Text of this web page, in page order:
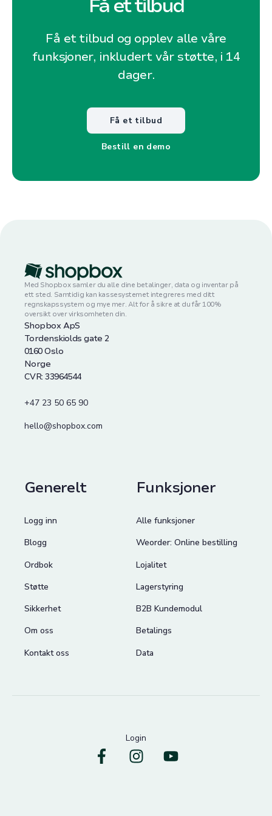
Få et tilbud
Få et tilbud og opplev alle våre
funksjoner, inkludert vår støtte, i 14
dager.
Få et tilbud
Bestill en demo
Med Shopbox samler du alle dine betalinger, data og inventar på
ett sted. Samtidig kan kassesystemet integreres med ditt
regnskapssystem og mye mer. Alt for å sikre at du får 100%
oversikt over virksomheten din.
Shopbox ApS
Tordenskiolds gate 2
0160 Oslo
Norge
CVR: 33964544
+47 23 50 65 90
hello@shopbox.com
Generelt
Logg inn
Blogg
Ordbok
Støtte
Sikkerhet
Om oss
Kontakt oss
Funksjoner
Alle funksjoner
Weorder: Online bestilling
Lojalitet
Lagerstyring
B2B Kundemodul
Betalings
Data
Login